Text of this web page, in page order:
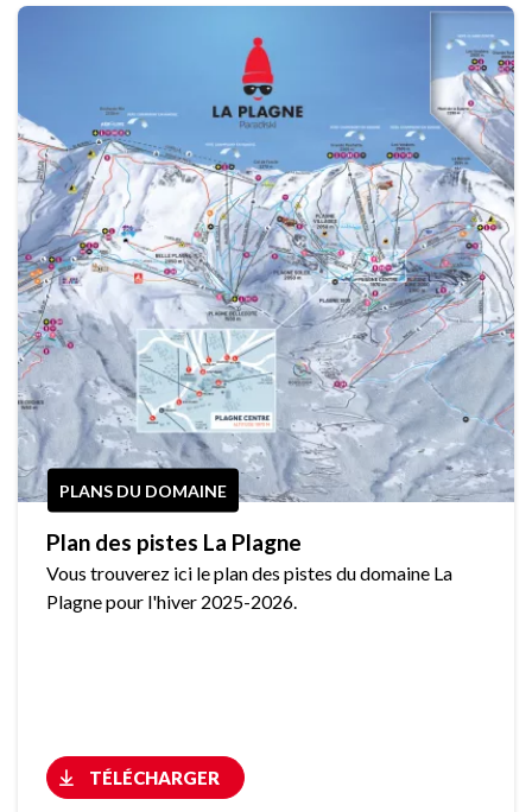
PLANS DU DOMAINE
Plan des pistes La Plagne
Vous trouverez ici le plan des pistes du domaine La
Plagne pour l'hiver 2025-2026.
TÉLÉCHARGER